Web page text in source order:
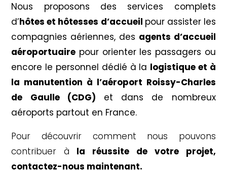
Nous proposons des services complets
d’hôtes et hôtesses d’accueil pour assister les
compagnies aériennes, des agents d’accueil
aéroportuaire pour orienter les passagers ou
encore le personnel dédié à la logistique et à
la manutention à l’aéroport Roissy-Charles
de Gaulle (CDG) et dans de nombreux
aéroports partout en France.
Pour découvrir comment nous pouvons
contribuer à la réussite de votre projet,
contactez-nous maintenant.